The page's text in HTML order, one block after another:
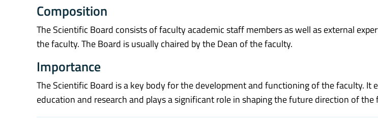
Composition
The Scientific Board consists of faculty academic staff members as well as external
the faculty. The Board is usually chaired by the Dean of the faculty.
Importance
The Scientific Board is a key body for the development and functioning of the faculty. It
education and research and plays a significant role in shaping the future direction of the